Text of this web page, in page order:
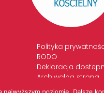
Polityka
RODO
Deklaracja
Archiwalna strona
Standardy